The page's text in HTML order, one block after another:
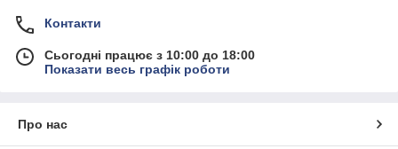
Контакти
Сьогодні працює з 10:00 до 18:00
Показати весь графік роботи
Про нас